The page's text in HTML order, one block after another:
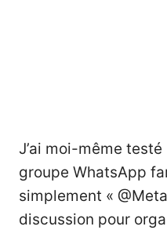
J’ai moi-même
groupe WhatsApp
simplement «
discussion pour